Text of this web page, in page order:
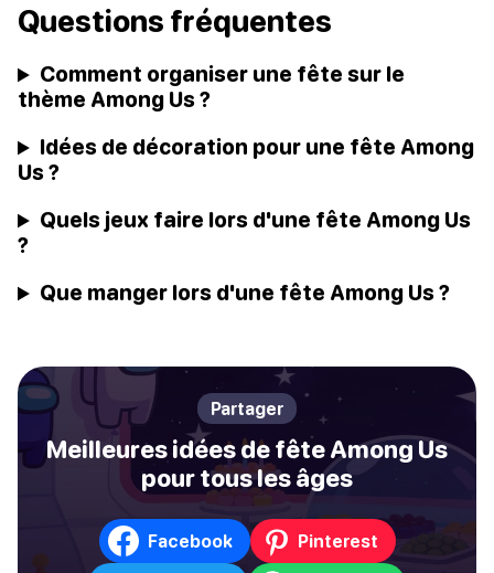
Questions fréquentes
Comment organiser une fête sur le
thème Among Us ?
Idées de décoration pour une fête Among
Us ?
Quels jeux faire lors d'une fête Among Us
?
Que manger lors d'une fête Among Us ?
Partager
Meilleures idées de fête Among Us
pour tous les âges
Facebook Pinterest